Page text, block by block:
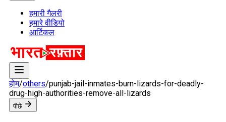
हमारी गैलरी
हमारे वीडियो
आर्टिकल
होम/others/punjab-jail-inmates-burn-lizards-for-deadly-
drug-high-authorities-remove-all-lizards
पीछे